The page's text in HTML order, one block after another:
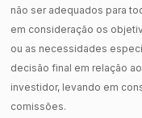
não ser adequados para
em consideração os
ou as necessidades
decisão final em relação
investidor, levando em
comissões.